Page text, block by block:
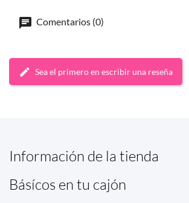
Comentarios (0)
Sea el primero en escribir una reseña
Información de la tienda
Básícos en tu cajón